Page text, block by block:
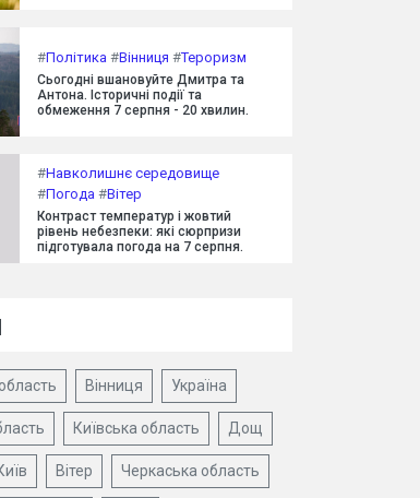
#Політика #Вінниця #Тероризм
Сьогодні вшановуйте Дмитра та
Антона. Історичні події та
обмеження 7 серпня - 20 хвилин.
#Навколишнє середовище
#Погода #Вітер
Контраст температур і жовтий
рівень небезпеки: які сюрпризи
підготувала погода на 7 серпня.
Вінниця Україна
Київська область Дощ
Вітер Черкаська область